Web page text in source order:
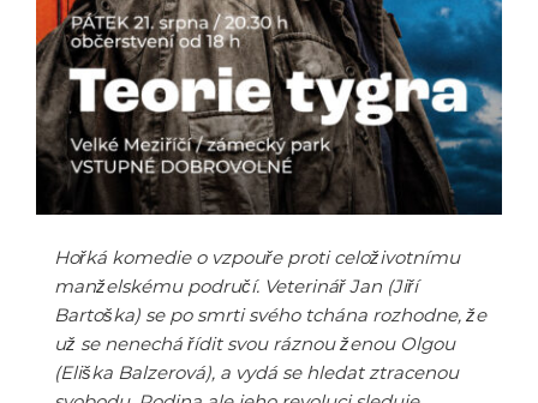
Hořká komedie o vzpouře proti celoživotnímu
manželskému područí. Veterinář Jan (Jiří
Bartoška) se po smrti svého tchána rozhodne, že
už se nenechá řídit svou ráznou ženou Olgou
(Eliška Balzerová), a vydá se hledat ztracenou